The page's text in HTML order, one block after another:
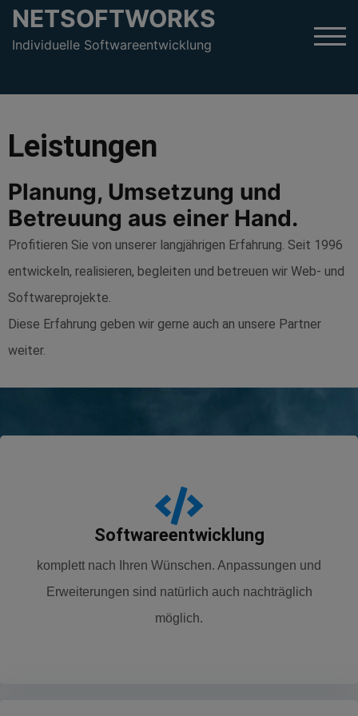
NETSOFTWORKS
Individuelle Softwareentwicklung
Leistungen​
Planung, Umsetzung und
Betreuung aus einer Hand.
Profitieren Sie von unserer langjährigen Erfahrung. Seit 1996
entwickeln, realisieren, begleiten und betreuen wir Web- und
Softwareprojekte.
Diese Erfahrung geben wir gerne auch an unsere Partner
weiter.
Softwareentwicklung
komplett nach Ihren Wünschen. Anpassungen und
Erweiterungen sind natürlich auch nachträglich
möglich.